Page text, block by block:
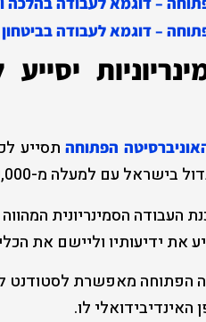
– דוגמא לעבודה בביטחון
יסייע
הפתוחהתסייע
מ-50,000 סטודנטים פעילים.
העבודה הסמינריונית
את ידיעותיו וליישם את
הפתוחה מאפשרת
לו.